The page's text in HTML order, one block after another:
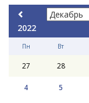
2022
Пн Вт
27 28
4 5